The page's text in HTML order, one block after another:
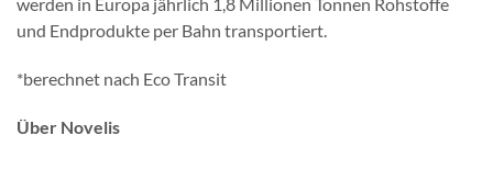
und Endprodukte per Bahn transportiert.
*berechnet nach Eco Transit
Über Novelis